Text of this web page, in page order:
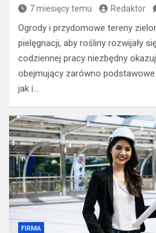
7 miesięcy temu Redaktor
Ogrody i przydomowe tereny
pielęgnacji, aby rośliny rozwijały
codziennej pracy niezbędny
obejmujący zarówno
jak i…
FIRMA